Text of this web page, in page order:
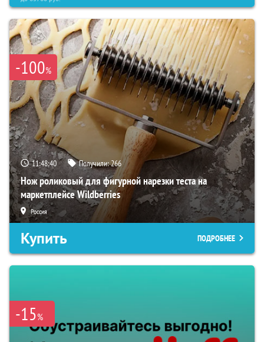
-100%
11:48:39 Получили:266
Нож роликовый для фигурной нарезки теста на
маркетплейсе Wildberries
Россия
Купить ПОДРОБНЕЕ
-15%